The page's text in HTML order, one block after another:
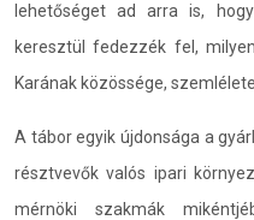
lehetőséget ad arra is,
keresztül fedezzék fel,
Karának közössége, szemlélete.
A tábor egyik újdonsága a
résztvevők valós ipari
mérnöki szakmák